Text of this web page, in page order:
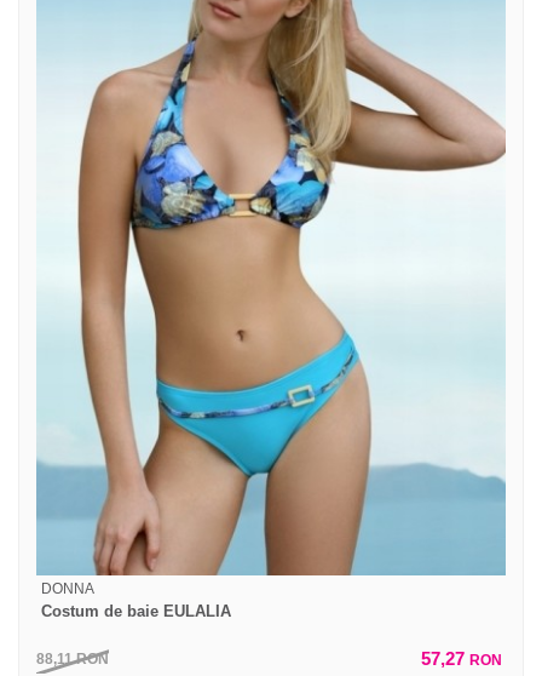
DONNA
Costum de baie EULALIA
88,11RON 57,27 RON